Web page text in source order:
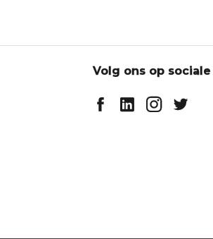
Volg ons op